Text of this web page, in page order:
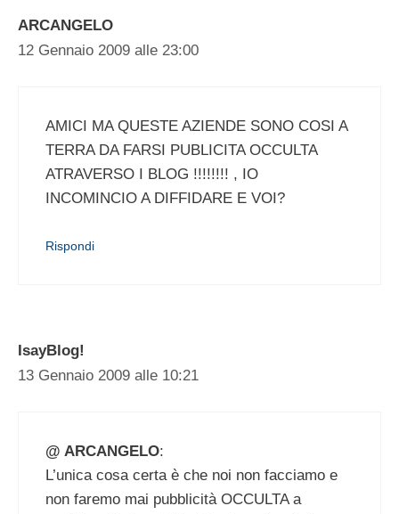
ARCANGELO
12 Gennaio 2009 alle 23:00
AMICI MA QUESTE AZIENDE SONO COSI A
TERRA DA FARSI PUBLICITA OCCULTA
ATRAVERSO I BLOG !!!!!!!! , IO
INCOMINCIO A DIFFIDARE E VOI?
Rispondi
IsayBlog!
13 Gennaio 2009 alle 10:21
@ ARCANGELO:
L’unica cosa certa è che noi non facciamo e
non faremo mai pubblicità OCCULTA a